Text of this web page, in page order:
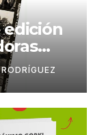
edición